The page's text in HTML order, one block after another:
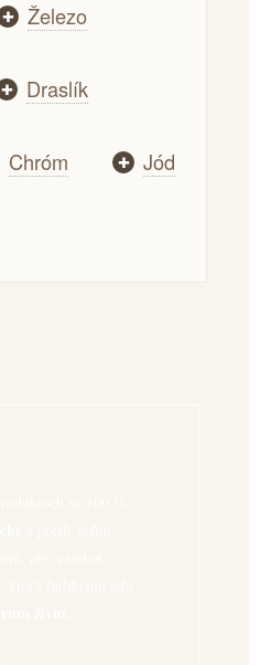
✚ Železo
✚ Draslík
Chróm ✚ Jód